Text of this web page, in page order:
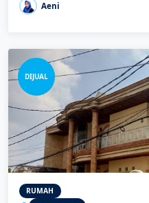
Aeni
DIJUAL
RUMAH